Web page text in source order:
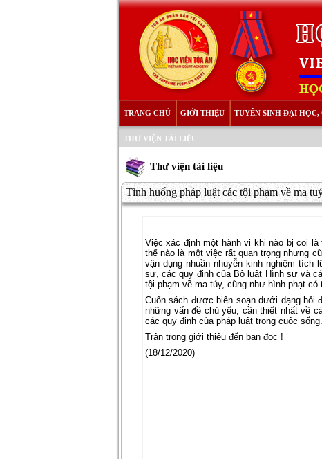
TRANG CHỦ GIỚI THIỆU TUYỂN SINH ĐẠI HỌC,
THƯ VIỆN TÀI LIỆU
Thư viện tài liệu
Tình huống pháp luật các tội phạm về ma
Việc xác định một hành vi khi nào bị coi
thế nào là một việc rất quan trọng nhưng
vận dụng nhuần nhuyễn kinh nghiệm tích
sự, các quy định của Bộ luật Hình sự và
tội phạm về ma túy, cũng như hình phạt
Cuốn sách được biên soạn dưới dạng hỏi
những vấn đề chủ yếu, cần thiết nhất về
các quy định của pháp luật trong cuộc sống.
Trân trọng giới thiệu đến bạn đọc !
(18/12/2020)